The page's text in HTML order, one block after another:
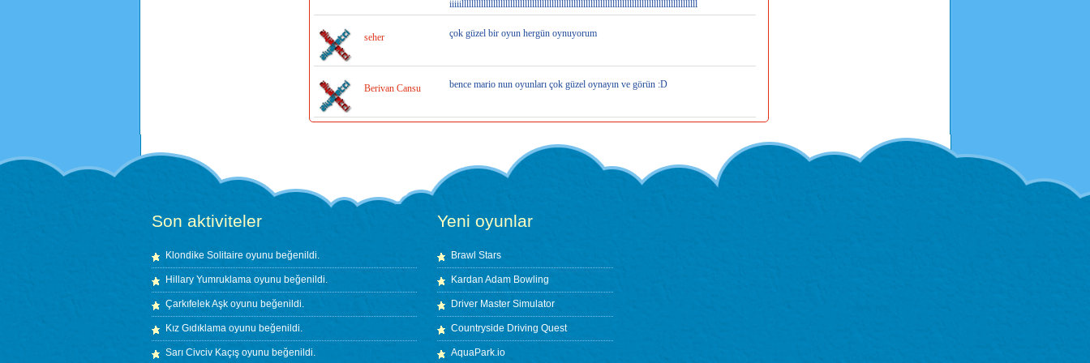
iiiiilllllllllllllllllllllllllllllllllllllllllllllllllllllllllllllllllllllllllllllllllllllllllllllllll
seher çok güzel bir oyun hergün oynuyorum
Berivan Cansu bence mario nun oyunları çok güzel oynayın ve görün :D
Son aktiviteler
Klondike Solitaire oyunu beğenildi.
Hillary Yumruklama oyunu beğenildi.
Çarkıfelek Aşk oyunu beğenildi.
Kız Gıdıklama oyunu beğenildi.
Sarı Civciv Kaçış oyunu beğenildi.
Yeni oyunlar
Brawl Stars
Kardan Adam Bowling
Driver Master Simulator
Countryside Driving Quest
AquaPark.io